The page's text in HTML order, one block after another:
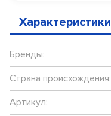
Характеристики
Бренды:
Страна происхождения:
Артикул: